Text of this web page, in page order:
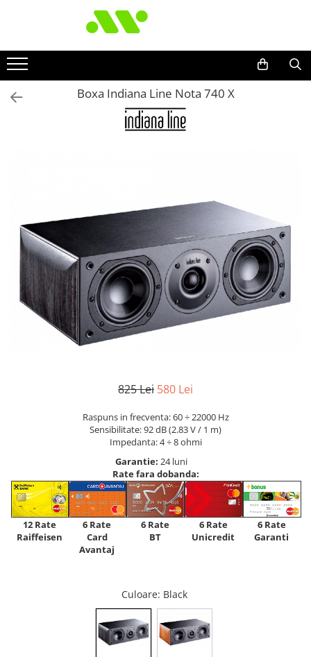
Boxa Indiana Line Nota 740 X
825 Lei 580 Lei
Raspuns in frecventa: 60 ÷ 22000 Hz
Sensibilitate: 92 dB (2.83 V / 1 m)
Impedanta: 4 ÷ 8 ohmi
Garantie: 24 luni
Rate fara dobanda:
12 Rate
Raiffeisen
6 Rate
Card
Avantaj
6 Rate
BT
6 Rate
Unicredit
6 Rate
Garanti
Culoare: Black